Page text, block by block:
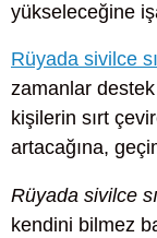
yükseleceğine
Rüyada sivilce
zamanlar
kişilerin sırt
artacağına,
Rüyada sivilce
kendini bilmez